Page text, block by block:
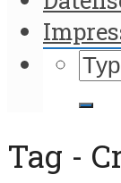
Tag -